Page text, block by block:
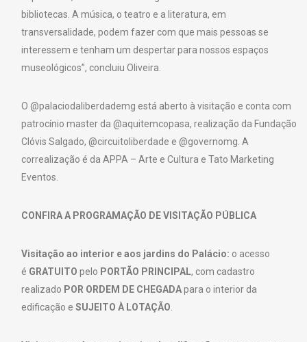
bibliotecas. A música, o teatro e a literatura, em
transversalidade, podem fazer com que mais pessoas se
interessem e tenham um despertar para nossos espaços
museológicos”, concluiu Oliveira.
O @palaciodaliberdademg está aberto à visitação e conta com
patrocínio master da @aquitemcopasa, realização da Fundação
Clóvis Salgado, @circuitoliberdade e @governomg. A
correalização é da APPA – Arte e Cultura e Tato Marketing
Eventos.
CONFIRA A PROGRAMAÇÃO DE VISITAÇÃO PÚBLICA
Visitação ao interior e aos jardins do Palácio: o acesso
é GRATUITO pelo PORTÃO PRINCIPAL, com cadastro
realizado POR ORDEM DE CHEGADApara o interior da
edificação e SUJEITO À LOTAÇÃO